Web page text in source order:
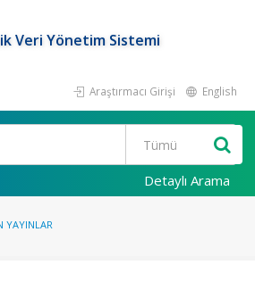
Veri Yönetim Sistemi
Araştırmacı Girişi English
Detaylı Arama
YAYINLAR